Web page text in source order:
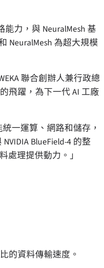
力，與 NeuralMesh 基
NeuralMesh 為超大規模
聯合創辦人兼行政總
飛躍，為下一代 AI 工廠
一運算、網路和儲存，
BlueField-4 的整
處理提供動力。」
的資料傳輸速度。